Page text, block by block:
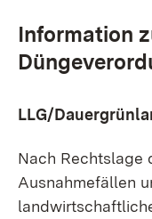
Information
LLG/
Nach Rechtslage
Ausnahmefällen